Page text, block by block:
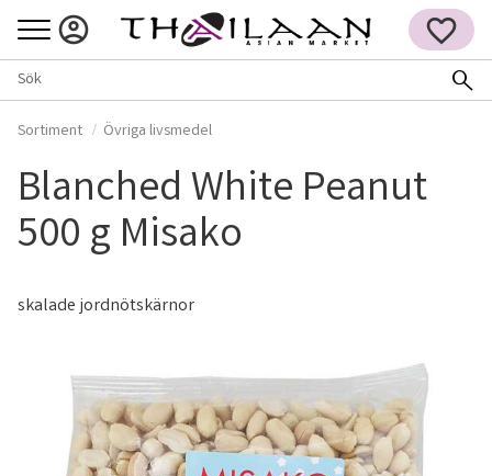
FAVORITER
Sortiment Övriga livsmedel
Blanched White Peanut
500 g Misako
skalade jordnötskärnor